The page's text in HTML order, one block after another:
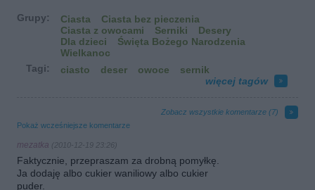
Grupy: Ciasta
Ciasta bez pieczenia
Ciasta z owocami
Serniki
Desery
Dla dzieci
Święta Bożego Narodzenia
Wielkanoc
Tagi:
ciasto deser owoce
sernik
więcej tagów
Zobacz wszystkie komentarze (7)
Pokaż wcześniejsze komentarze
mezatka (2010-12-19 23:26)
Faktycznie, przepraszam za drobną pomyłkę.
Ja dodaję albo cukier waniliowy albo cukier
puder.